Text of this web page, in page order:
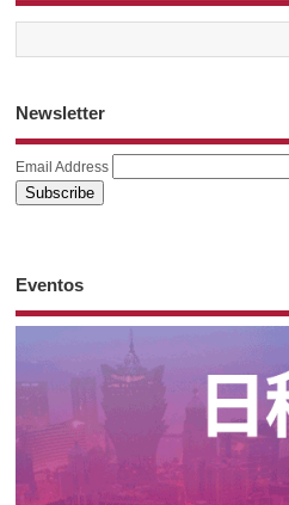
Newsletter
Email Address
Eventos